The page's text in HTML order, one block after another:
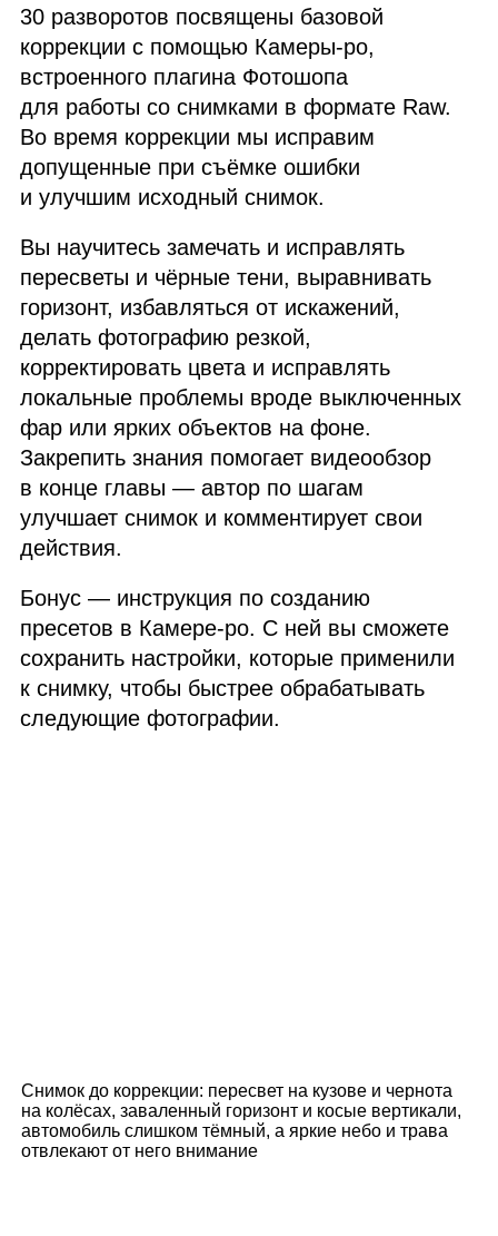
30 разворотов посвящены базовой
коррекции с помощью Камеры‑ро,
встроенного плагина Фотошопа
для работы со снимками в формате Raw.
Во время коррекции мы исправим
допущенные при съёмке ошибки
и улучшим исходный снимок.
Вы научитесь замечать и исправлять
пересветы и чёрные тени, выравнивать
горизонт, избавляться от искажений,
делать фотографию резкой,
корректировать цвета и исправлять
локальные проблемы вроде выключенных
фар или ярких объектов на фоне.
Закрепить знания помогает видеообзор
в конце главы — автор по шагам
улучшает снимок и комментирует свои
действия.
Бонус — инструкция по созданию
пресетов в Камере‑ро. С ней вы сможете
сохранить настройки, которые применили
к снимку, чтобы быстрее обрабатывать
следующие фотографии.
Снимок до коррекции: пересвет на кузове и чернота
на колёсах, заваленный горизонт и косые вертикали,
автомобиль слишком тёмный, а яркие небо и трава
отвлекают от него внимание